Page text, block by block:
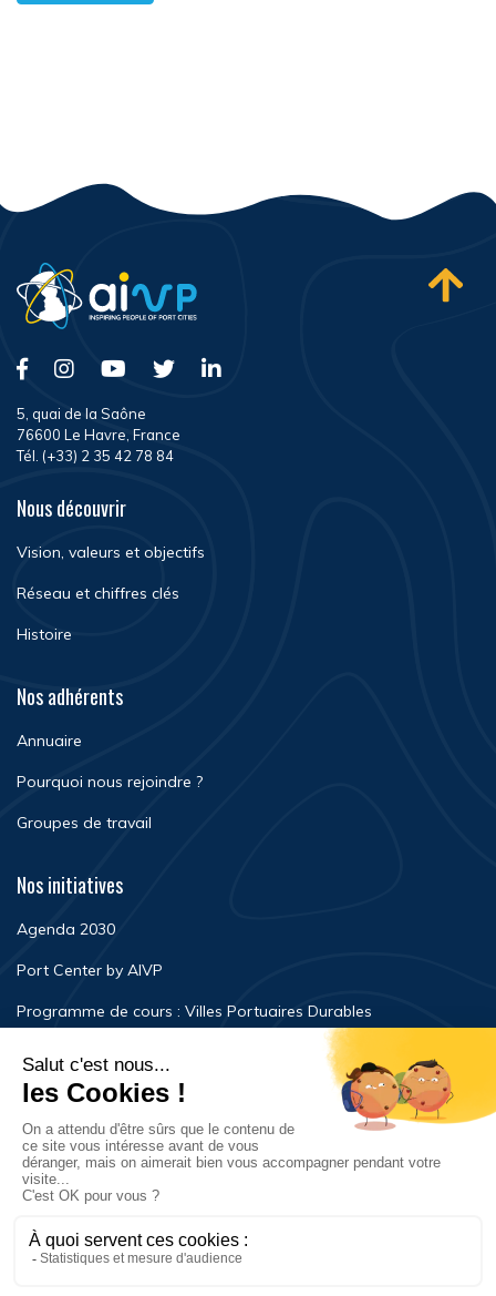
5, quai de la Saône
76600 Le Havre, France
Tél. (+33) 2 35 42 78 84
Nous découvrir
Vision, valeurs et objectifs
Réseau et chiffres clés
Histoire
Nos adhérents
Annuaire
Pourquoi nous rejoindre ?
Groupes de travail
Nos initiatives
Agenda 2030
Port Center by AIVP
Programme de cours : Villes Portuaires Durables
Newsroom
Événements
FAQ